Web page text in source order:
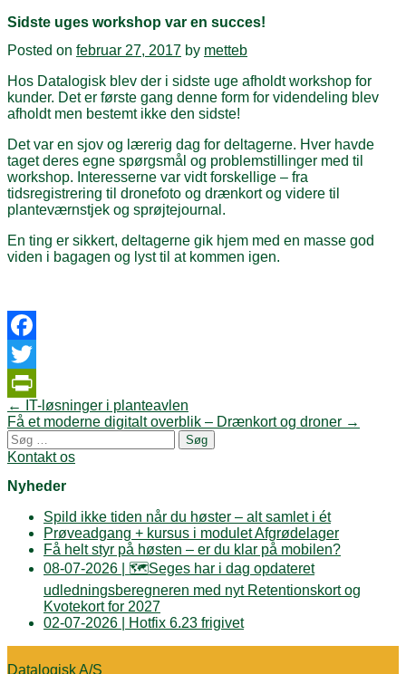
Sidste uges workshop var en succes!
Posted on februar 27, 2017 by metteb
Hos Datalogisk blev der i sidste uge afholdt workshop for
kunder. Det er første gang denne form for videndeling blev
afholdt men bestemt ikke den sidste!
Det var en sjov og lærerig dag for deltagerne. Hver havde
taget deres egne spørgsmål og problemstillinger med til
workshop. Interesserne var vidt forskellige – fra
tidsregistrering til dronefoto og drænkort og videre til
planteværnstjek og sprøjtejournal.
En ting er sikkert, deltagerne gik hjem med en masse god
viden i bagagen og lyst til at kommen igen.
Facebook
Twitter
PrintFriendly
Post
navigation
←
IT-løsninger i planteavlen
Få et moderne digitalt overblik – Drænkort og droner →
Søg
efter:
Kontakt os
Nyheder
Spild ikke tiden når du høster – alt samlet i ét
Prøveadgang + kursus i modulet Afgrødelager
Få helt styr på høsten – er du klar på mobilen?
08-07-2026 | 🗺️Seges har i dag opdateret
udledningsberegneren med nyt Retentionskort og
Kvotekort for 2027
02-07-2026 | Hotfix 6.23 frigivet
Datalogisk A/S